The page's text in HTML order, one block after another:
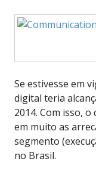
Se estivesse em
digital teria
2014. Com isso,
em muito as
segmento
no Brasil.